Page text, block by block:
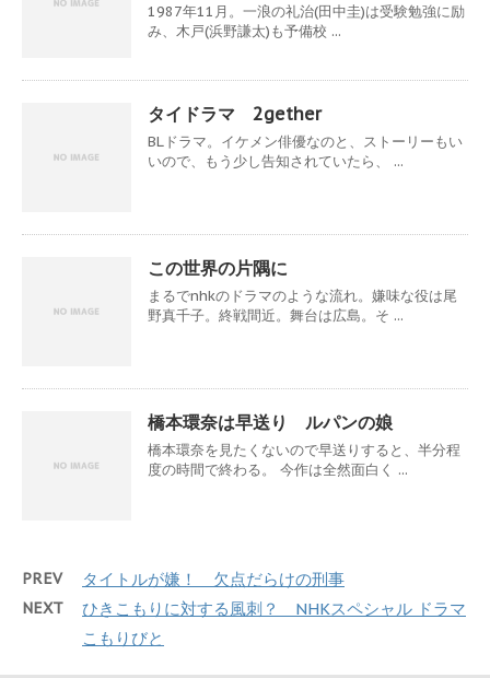
1987年11月。一浪の礼治(田中圭)は受験勉強に励
み、木戸(浜野謙太)も予備校 ...
タイドラマ 2gether
BLドラマ。イケメン俳優なのと、ストーリーもい
いので、もう少し告知されていたら、 ...
この世界の片隅に
まるでnhkのドラマのような流れ。嫌味な役は尾
野真千子。終戦間近。舞台は広島。そ ...
橋本環奈は早送り ルパンの娘
橋本環奈を見たくないので早送りすると、半分程
度の時間で終わる。 今作は全然面白く ...
PREV タイトルが嫌！ 欠点だらけの刑事
NEXT
ひきこもりに対する風刺？ NHKスペシャル ドラマ
こもりびと